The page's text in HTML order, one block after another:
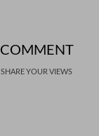
COMMENT
SHARE YOUR VIEWS